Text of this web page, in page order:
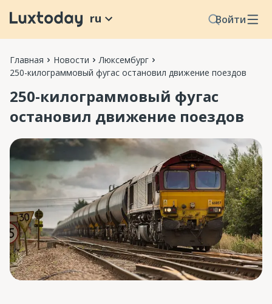
Войти
ru
Главная Новости
Люксембург
250-килограммовый фугас остановил движение поездов
250-килограммовый фугас
остановил движение поездов